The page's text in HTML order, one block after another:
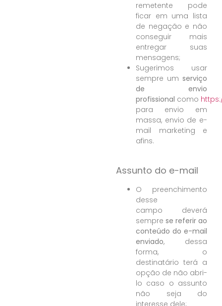
remetente pode
ficar em uma lista
de negação e não
conseguir mais
entregar suas
mensagens;
Sugerimos usar
sempre um serviço
de envio
profissional como
para envio em
massa, envio de e-
mail marketing e
afins.
Assunto do e-mail
O preenchimento
desse
campo deverá
sempre se referir ao
conteúdo do e-mail
enviado, dessa
forma, o
destinatário terá a
opção de não abri-
lo caso o assunto
não seja do
interesse dele;